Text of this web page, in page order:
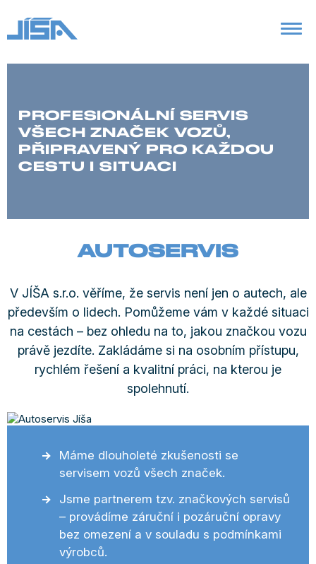
PROFESIONÁLNÍ SERVIS
VŠECH ZNAČEK VOZŮ,
PŘIPRAVENÝ PRO KAŽDOU
CESTU I SITUACI
AUTOSERVIS
V JÍŠA s.r.o. věříme, že servis není jen o autech, ale
především o lidech. Pomůžeme vám v každé situaci
na cestách – bez ohledu na to, jakou značkou vozu
právě jezdíte. Zakládáme si na osobním přístupu,
rychlém řešení a kvalitní práci, na kterou je
spolehnutí.
Máme dlouholeté zkušenosti se
servisem vozů všech značek.
Jsme partnerem tzv. značkových servisů
– provádíme záruční i pozáruční opravy
bez omezení a v souladu s podmínkami
výrobců.